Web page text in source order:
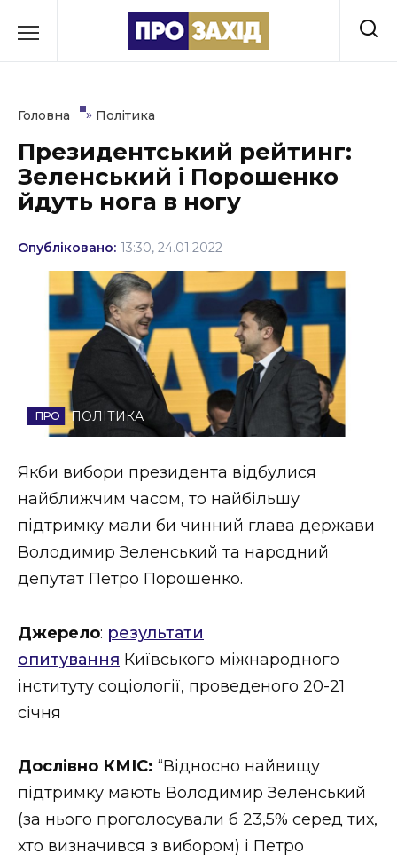
до
Культура
Освіта
Події
Політика
Соціум
Спорт
Стиль життя
Втрачений Ужгород (відеоверсія)
ЗАКАРПАТСЬКІ НОВИНИ
НОВИНИ ЗАХІДНОЇ УКРАЇНИ
ВІДЕО
Головна » Політика
Президентський рейтинг:
Зеленський і Порошенко
йдуть нога в ногу
Опубліковано: 13:30, 24.01.2022
ПОЛІТИКА
Якби вибори президента відбулися
найближчим часом, то найбільшу
підтримку мали би чинний глава держави
Володимир Зеленський та народний
депутат Петро Порошенко.
Джерело: результати
опитування Київського міжнародного
інституту соціології, проведеного 20-21
січня
Дослівно КМІС: “Відносно найвищу
підтримку мають Володимир Зеленський
(за нього проголосували б 23,5% серед тих,
хто визначився з вибором) і Петро